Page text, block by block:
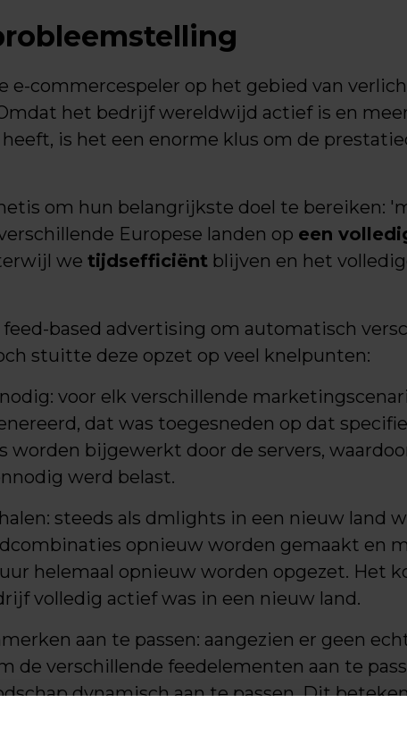
e-commercespeler op het gebied van
het bedrijf wereldwijd actief is en
is het een enorme klus om de
om hun belangrijkste doel te bereiken:
Europese landen op een
we tijdsefficiëntblijven en het
based advertising om automatisch
stuitte deze opzet op veel knelpunten:
voor elk verschillende
dat was toegesneden op dat
worden bijgewerkt door de servers,
werd belast.
steeds als dmlights in een nieuw land
opnieuw worden gemaakt en
helemaal opnieuw worden opgezet. Het
volledig actief was in een nieuw land.
aan te passen: aangezien er geen
de verschillende feedelementen aan te
dynamisch aan te passen. Dit
statisch bleef en dat gebruiksscenario's